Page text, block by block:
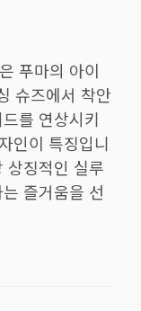
푸마의 아이
슈즈에서 착안
를 연상시키
인이 특징입니
상징적인 실루
즐거움을 선